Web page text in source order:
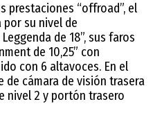
prestaciones “offroad”, el
por su nivel de
de 18”, sus faros
de 10,25” con
con 6 altavoces. En el
cámara de visión trasera
nivel 2 y portón trasero